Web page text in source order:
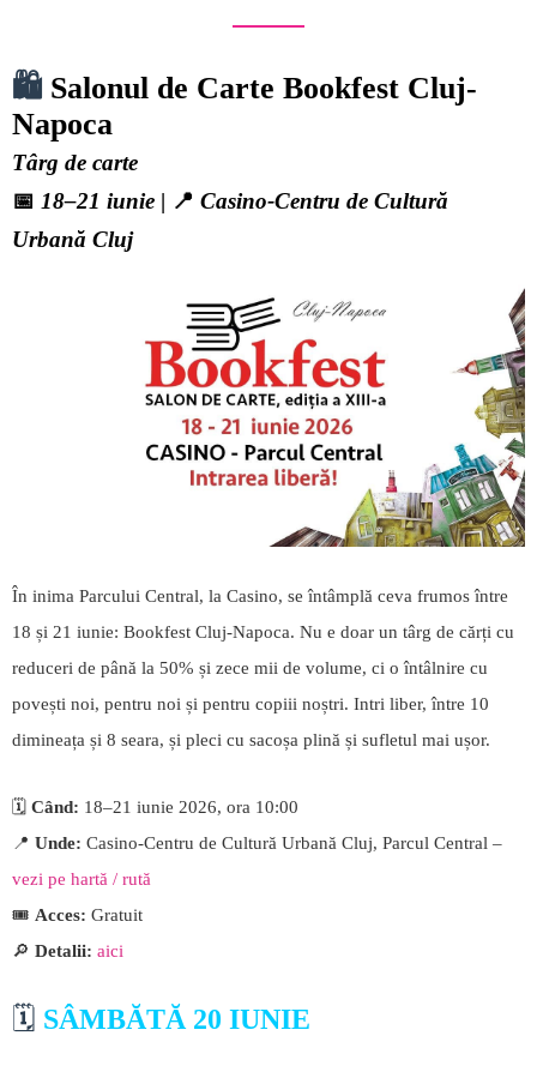
🛍️ Salonul de Carte Bookfest Cluj-
Napoca
Târg de carte
📅 18–21 iunie | 📍 Casino-Centru de Cultură
Urbană Cluj
În inima Parcului Central, la Casino, se întâmplă ceva frumos între
18 și 21 iunie: Bookfest Cluj-Napoca. Nu e doar un târg de cărți cu
reduceri de până la 50% și zece mii de volume, ci o întâlnire cu
povești noi, pentru noi și pentru copiii noștri. Intri liber, între 10
dimineața și 8 seara, și pleci cu sacoșa plină și sufletul mai ușor.
🗓️ Când: 18–21 iunie 2026, ora 10:00
📍 Unde: Casino-Centru de Cultură Urbană Cluj, Parcul Central –
vezi pe hartă / rută
🎟️ Acces: Gratuit
🔎 Detalii: aici
🗓️ SÂMBĂTĂ 20 IUNIE